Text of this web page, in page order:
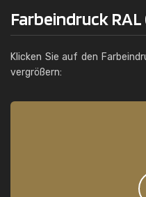
Farbeindruck
Klicken Sie auf den
vergrößern: